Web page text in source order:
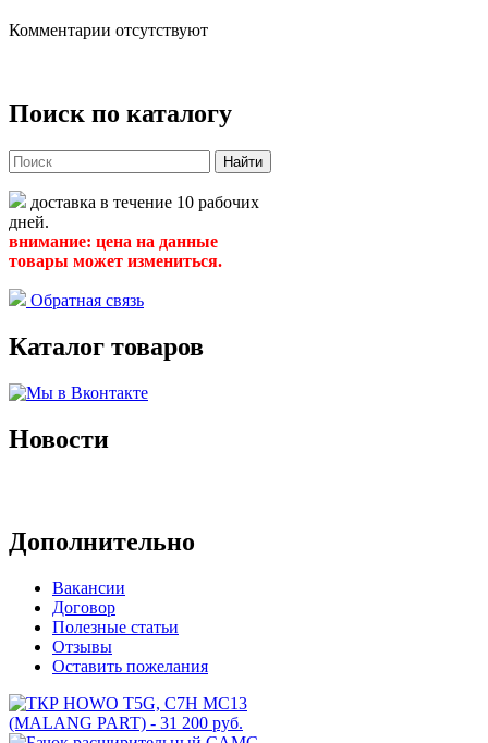
Комментарии отсутствуют
Поиск по каталогу
Найти
доставка в течение 10 рабочих
дней.
внимание: цена на данные
товары может измениться.
Обратная связь
Каталог товаров
Новости
Дополнительно
Вакансии
Договор
Полезные статьи
Отзывы
Оставить пожелания